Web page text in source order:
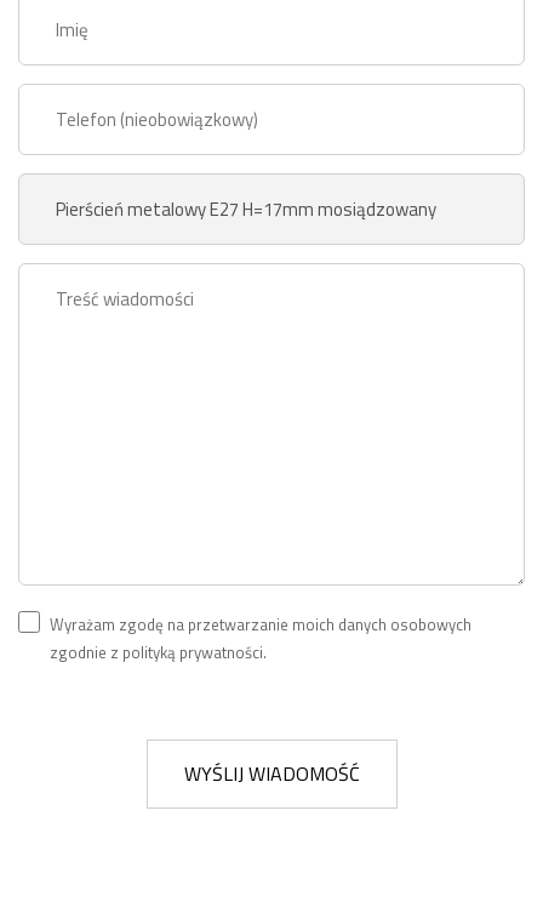
Wyrażam zgodę na przetwarzanie moich danych osobowych
zgodnie z polityką prywatności.
WYŚLIJ WIADOMOŚĆ